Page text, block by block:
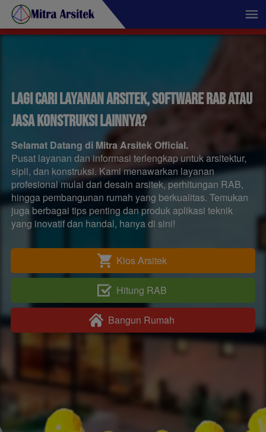
Lagi cari layanan arsitek, Software RAB atau
Jasa konstruksi lainnya?
Selamat Datang di Mitra Arsitek Official.
Pusat layanan dan informasi terlengkap untuk arsitektur,
sipil, dan konstruksi. Kami menawarkan layanan
profesional mulai dari desain arsitek, perhitungan RAB,
hingga pembangunan rumah yang berkualitas. Temukan
juga berbagai tips penting dan produk aplikasi teknik
yang inovatif dan handal, hanya di sini!
` Kios Arsitek
` Hitung RAB
` Bangun Rumah